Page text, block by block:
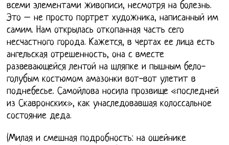
всеми элементами живописи, несмотря на болезнь.
Это – не просто портрет художника, написанный им
самим. Нам открылась откопанная часть сего
несчастного города. Кажется, в чертах ее лица есть
ангельская отрешенность, она с вместе
развевающейся лентой на шляпке и пышным бело-
голубым костюмом амазонки вот-вот улетит в
поднебесье. Самойлова носила прозвище «последней
из Скавронских», как унаследовавшая колоссальное
состояние деда.
(Милая и смешная подробность: на ошейнике